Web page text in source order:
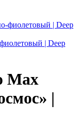
| Deep
Max
|